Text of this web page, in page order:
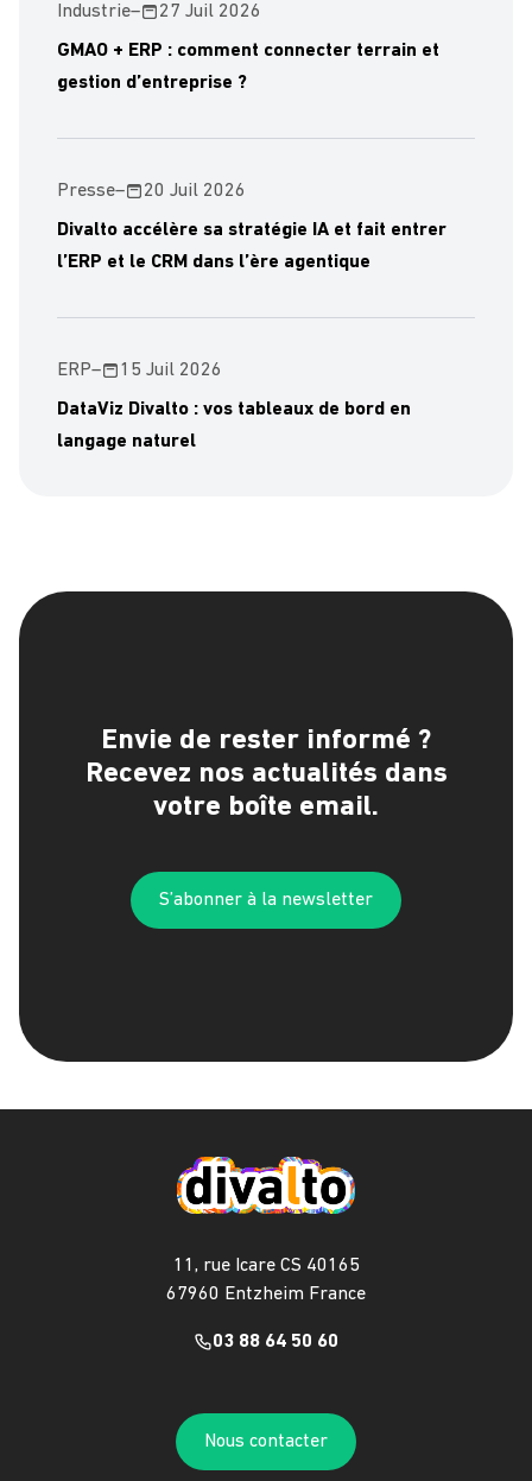
Industrie– 27 Juil 2026
GMAO + ERP : comment connecter terrain et
gestion d’entreprise ?
Presse– 20 Juil 2026
Divalto accélère sa stratégie IA et fait entrer
l’ERP et le CRM dans l’ère agentique
ERP– 15 Juil 2026
DataViz Divalto : vos tableaux de bord en
langage naturel
Envie de rester informé ?
Recevez nos actualités dans
votre boîte email.
S’abonner à la newsletter
11, rue Icare CS 40165
67960 Entzheim France
03 88 64 50 60
Nous contacter